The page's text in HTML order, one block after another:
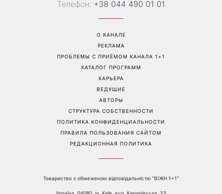
Телефон: +38 044 490 01 01
О КАНАЛЕ
РЕКЛАМА
ПРОБЛЕМЫ С ПРИЁМОМ КАНАЛА 1+1
КАТАЛОГ ПРОГРАММ
КАРЬЕРА
ВЕДУЩИЕ
АВТОРЫ
СТРУКТУРА СОБСТВЕННОСТИ
ПОЛИТИКА КОНФИДЕНЦИАЛЬНОСТИ
ПРАВИЛА ПОЛЬЗОВАНИЯ САЙТОМ
РЕДАКЦИОННАЯ ПОЛИТИКА
Товариство з обмеженою відповідальністю "ВІЖН 1+1"